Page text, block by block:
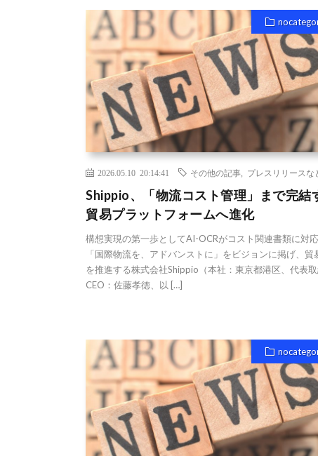
2026.05.10 20:14:41 その他の記事 プレスリリースな
Shippio、「物流コスト管理」まで完結
貿易プラットフォームへ進化
構想実現の第一歩としてAI-OCRがコスト関連書類に対
「国際物流を、アドバンストに」をビジョンに掲げ、貿
を推進する株式会社Shippio（本社：東京都港区、代表
CEO：佐藤孝徳、以 […]